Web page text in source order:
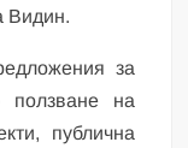
Видин.
за
ползване на
публична